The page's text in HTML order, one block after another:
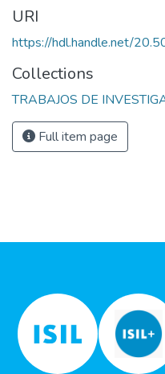
URI
https://hdl.handle.net/
Collections
TRABAJOS DE
Full item page